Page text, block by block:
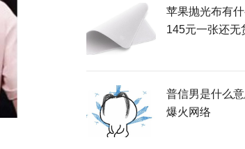
苹果抛光布有
145元一张还无
普信男是什么
爆火网络